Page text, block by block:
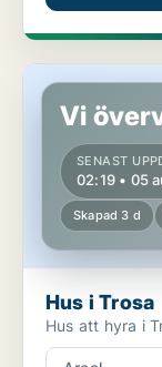
Hus i Trosa
Vi
SENAST
02:19 • 05
Skapad 3 d
Hus i Trosa